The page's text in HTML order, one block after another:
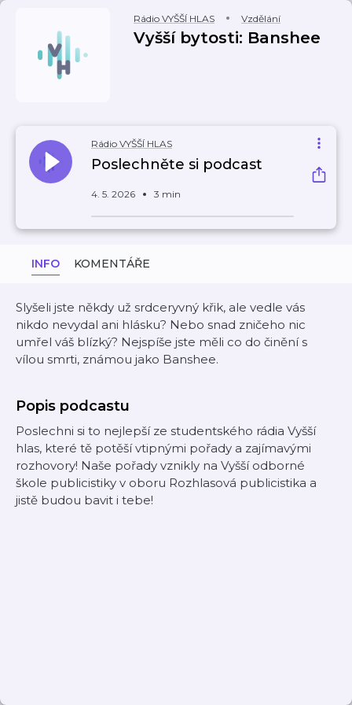
Rádio VYŠŠÍ HLAS Vzdělání
Vyšší bytosti: Banshee
Rádio VYŠŠÍ HLAS
Poslechněte si podcast
4. 5. 2026 3 min
INFO KOMENTÁŘE
Slyšeli jste někdy už srdceryvný křik, ale vedle vás
nikdo nevydal ani hlásku? Nebo snad zničeho nic
umřel váš blízký? Nejspíše jste měli co do činění s
vílou smrti, známou jako Banshee.
Popis podcastu
Poslechni si to nejlepší ze studentského rádia Vyšší
hlas, které tě potěší vtipnými pořady a zajímavými
rozhovory! Naše pořady vznikly na Vyšší odborné
škole publicistiky v oboru Rozhlasová publicistika a
jistě budou bavit i tebe!